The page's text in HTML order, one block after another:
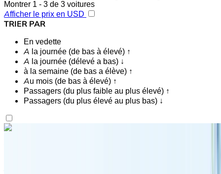
Montrer 1 - 3 de 3 voitures
Afficher le prix en USD
TRIER PAR
En vedette
A la journée (de bas à élevé) ↑
A la journée (délevé a bas) ↓
à la semaine (de bas a élève) ↑
Au mois (de bas à élevé) ↑
Passagers (du plus faible au plus élevé) ↑
Passagers (du plus élevé au plus bas) ↓
Vous aimez ce que vous voyez ?